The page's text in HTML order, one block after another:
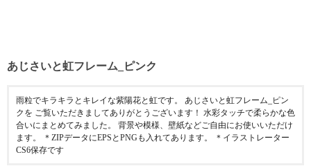
あじさいと虹フレーム_ピンク
雨粒でキラキラとキレイな紫陽花と虹です。 あじさいと虹フレーム_ピン
クを ご覧いただきましてありがとうございます！ 水彩タッチで柔らかな色
合いにまとめてみました。 背景や模様、壁紙などご自由にお使いいただけ
ます。 ＊ZIPデータにEPSとPNGも入れてあります。 ＊イラストレーター
CS6保存です